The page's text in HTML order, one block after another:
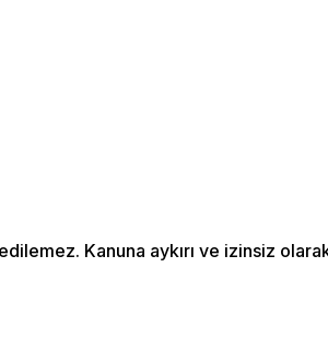
Kanuna aykırı ve izinsiz